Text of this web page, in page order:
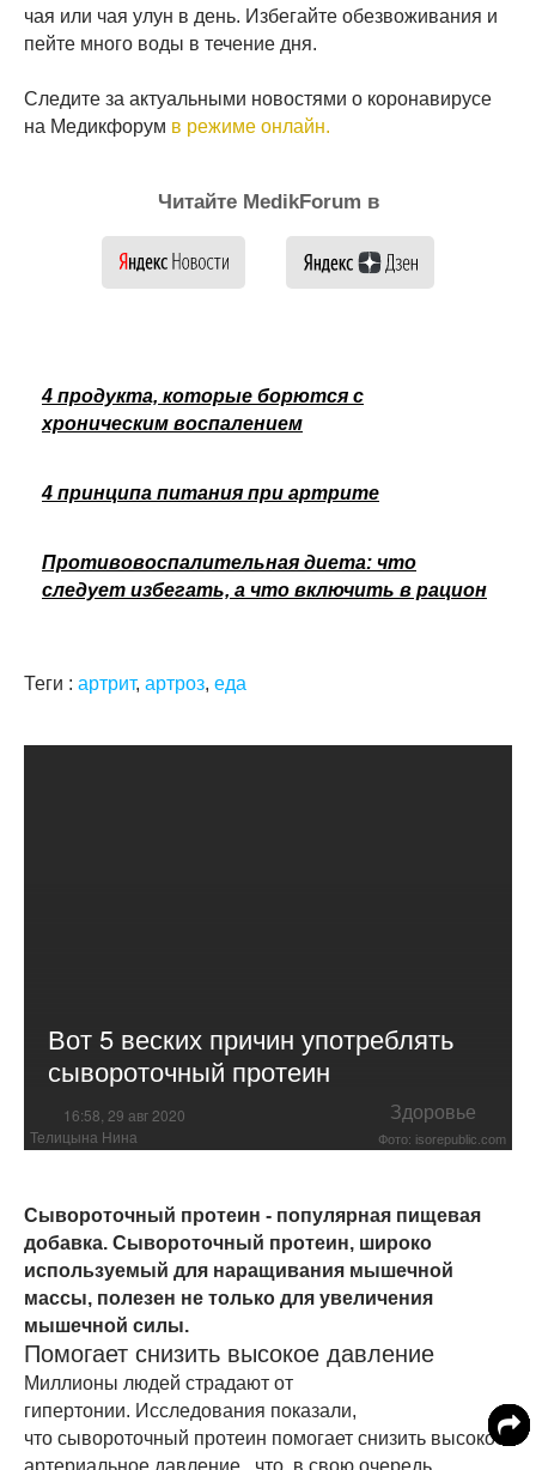
чая или чая улун в день. Избегайте обезвоживания и
пейте много воды в течение дня.
Следите за актуальными новостями о коронавирусе
на Медикфорум в режиме онлайн.
Читайте MedikForum в
4 продукта, которые борются с
хроническим воспалением
4 принципа питания при артрите
Противовоспалительная диета: что
следует избегать, а что включить в рацион
Теги : артрит, артроз, еда
Вот 5 веских причин употреблять
сывороточный протеин
16:58, 29 авг 2020 Здоровье
Телицына Нина Фото: isorepublic.com
Сывороточный протеин - популярная пищевая
добавка. Сывороточный протеин, широко
используемый для наращивания мышечной
массы, полезен не только для увеличения
мышечной силы.
Помогает снизить высокое давление
Миллионы людей страдают от
гипертонии. Исследования показали,
что сывороточный протеин помогает снизить высокое